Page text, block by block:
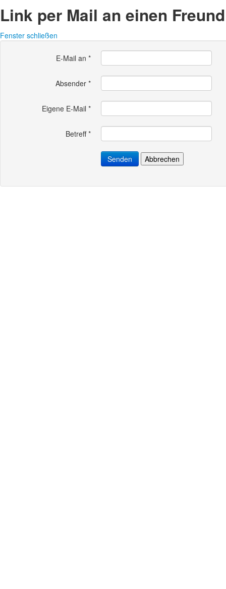
Link per Mail an einen
Fenster schließen
E-Mail an *
Absender *
Eigene E-Mail *
Betreff*
Senden Abbrechen